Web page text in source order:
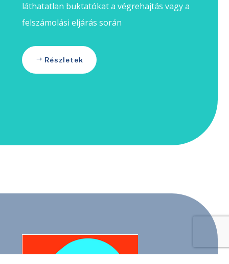
láthatatlan buktatókat a végrehajtás vagy a
felszámolási eljárás során
Részletek